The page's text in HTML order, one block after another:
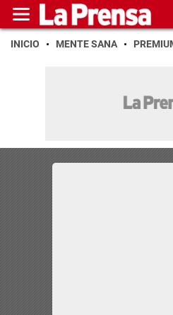
INICIO MENTE SANA